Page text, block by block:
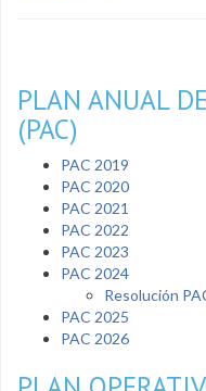
PLAN ANUAL
(PAC)
PAC 2019
PAC 2020
PAC 2021
PAC 2022
PAC 2023
PAC 2024
Resolución
PAC 2025
PAC 2026